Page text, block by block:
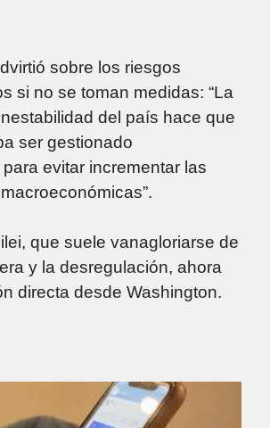
sobre los riesgos
si no se toman medidas: “La
del país hace que
ser gestionado
evitar incrementar las
que suele vanagloriarse de
y la desregulación, ahora
directa desde Washington.